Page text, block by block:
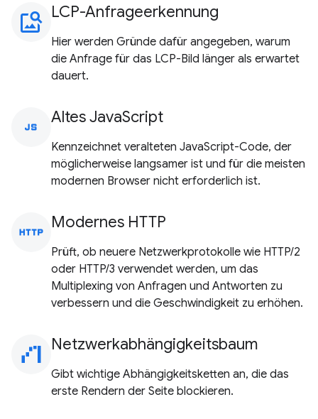
image_search LCP-Anfrageerkennung
Hier werden Gründe dafür angegeben, warum
die Anfrage für das LCP-Bild länger als erwartet
dauert.
javascript Altes JavaScript
Kennzeichnet veralteten JavaScript-Code, der
möglicherweise langsamer ist und für die meisten
modernen Browser nicht erforderlich ist.
http Modernes HTTP
Prüft, ob neuere Netzwerkprotokolle wie HTTP/2
oder HTTP/3 verwendet werden, um das
Multiplexing von Anfragen und Antworten zu
verbessern und die Geschwindigkeit zu erhöhen.
waterfall_chart Netzwerkabhängigkeitsbaum
Gibt wichtige Abhängigkeitsketten an, die das
erste Rendern der Seite blockieren.